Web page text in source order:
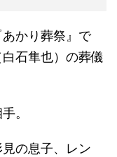
かり葬祭』で
石隼也）の葬儀
。
の息子、レン